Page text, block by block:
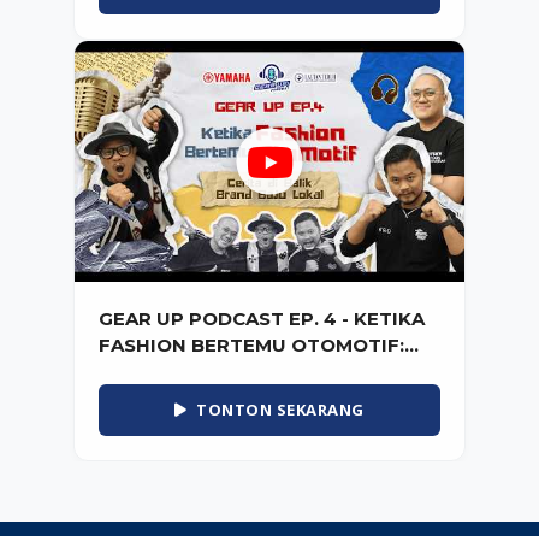
GEAR UP PODCAST EP. 4 - KETIKA
FASHION BERTEMU OTOMOTIF:
LOKAL
TONTON SEKARANG